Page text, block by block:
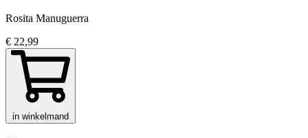
Rosita Manuguerra
€ 22,99
in winkelmand